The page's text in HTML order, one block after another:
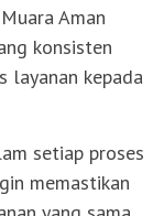
Aman
konsisten
layanan kepada
setiap proses
memastikan